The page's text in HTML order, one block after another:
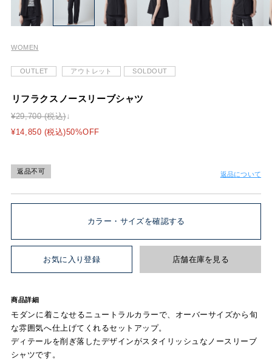
WOMEN
OUTLET アウトレット SOLDOUT
リフラクスノースリーブシャツ
¥29,700 (税込)
¥14,850 (税込)50%OFF
返品不可 返品について
カラー・サイズを確認する
お気に入り登録 店舗在庫を見る
商品詳細
モダンに着こなせるニュートラルカラーで、オーバーサイズから旬
な雰囲気へ仕上げてくれるセットアップ。
ディテールを削ぎ落したデザインがスタイリッシュなノースリーブ
シャツです。